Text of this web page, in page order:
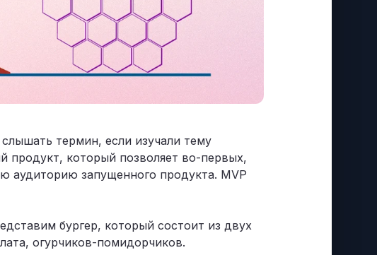
термин, если изучали тему
продукт, который позволяет во-первых,
аудиторию запущенного продукта. MVP
бургер, который состоит из двух
огурчиков-помидорчиков.